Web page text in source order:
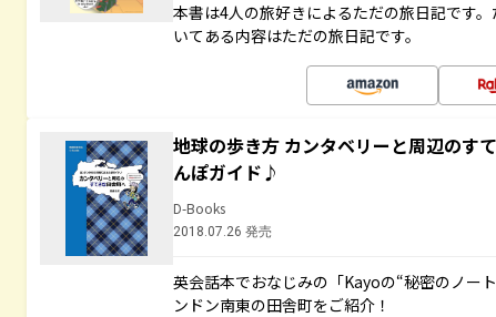
本書は4人の旅好きによるただの旅日記です
いてある内容はただの旅日記です。
地球の歩き方 カンタベリーと周辺のす
んぽガイド♪
D-Books
2018.07.26 発売
英会話本でおなじみの「Kayoの“秘密のノー
ンドン南東の田舎町をご紹介！